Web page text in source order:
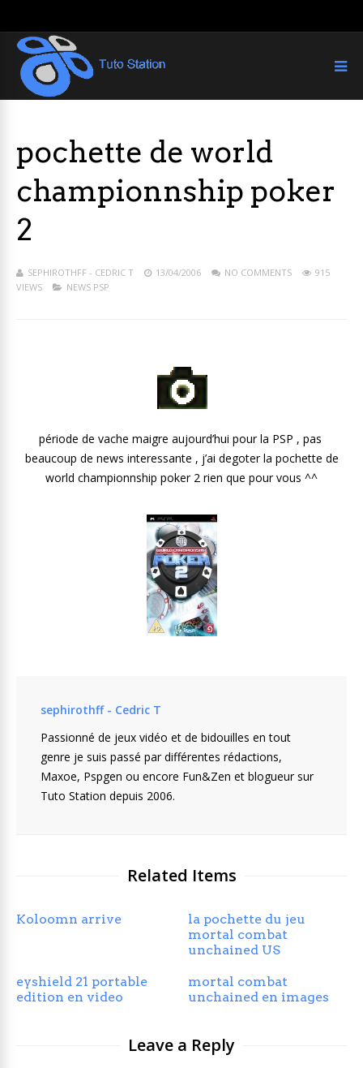
pochette de world
championnship poker
2
SEPHIROTHFF - CEDRIC T 13/04/2006 NO COMMENTS
915
VIEWS
NEWS PSP
période de vache maigre aujourd’hui pour la PSP , pas
beaucoup de news interessante , j’ai degoter la pochette de
world championnship poker 2 rien que pour vous ^^
sephirothff - Cedric T
Passionné de jeux vidéo et de bidouilles en tout
genre je suis passé par différentes rédactions,
Maxoe, Pspgen ou encore Fun&Zen et blogueur sur
Tuto Station depuis 2006.
Related Items
Koloomn arrive
la pochette du jeu
mortal combat
unchained US
eyshield 21 portable
edition en video
mortal combat
unchained en images
Leave a Reply